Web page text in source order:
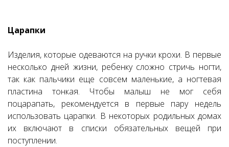
Царапки
Изделия, которые одеваются на ручки крохи. В первые
несколько дней жизни, ребенку сложно стричь ногти,
так как пальчики еще совсем маленькие, а ногтевая
пластина тонкая. Чтобы малыш не мог себя
поцарапать, рекомендуется в первые пару недель
использовать царапки. В некоторых родильных домах
их включают в списки обязательных вещей при
поступлении.